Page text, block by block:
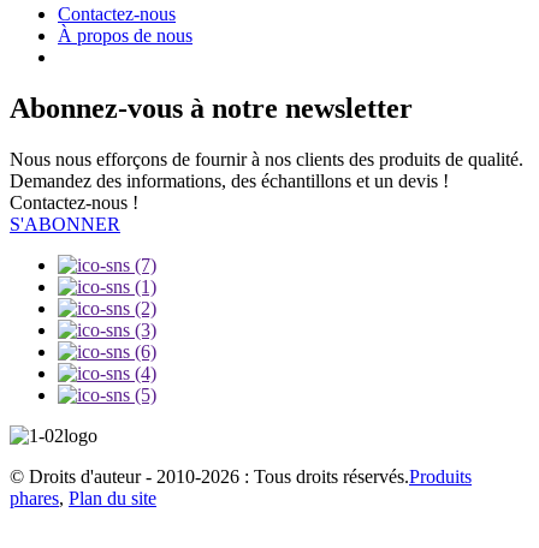
Contactez-nous
À propos de nous
Abonnez-vous à notre newsletter
Nous nous efforçons de fournir à nos clients des produits de qualité.
Demandez des informations, des échantillons et un devis !
Contactez-nous !
S'ABONNER
© Droits d'auteur - 2010-2026 : Tous droits réservés.Produits
phares, Plan du site